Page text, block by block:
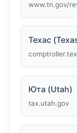
www.tn.gov/
Техас
Юта (Utah)
tax.utah.gov